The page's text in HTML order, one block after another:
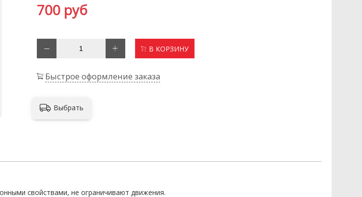
700 руб
В КОРЗИНУ
Быстрое оформление заказа
Выбрать
свойствами, не ограничивают движения.